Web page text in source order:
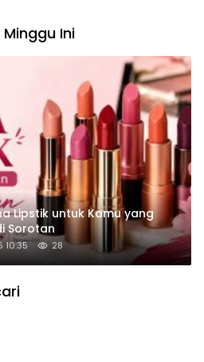
Ini
Lipstik untuk Kamu yang
Sorotan
10:35 28